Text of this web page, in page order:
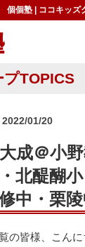
個個塾| ココキッズ
TOPICS
投
日:
2022/01/20
成＠小
北醍醐
中・栗陵
の皆様、こんに